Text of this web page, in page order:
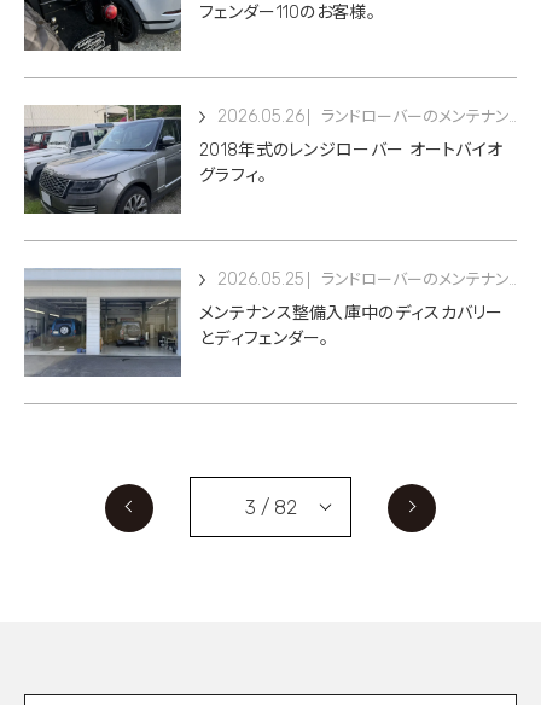
フェンダー110のお客様。
2026.05.26 ランドローバーのメンテナンス
2018年式のレンジローバー オートバイオ
グラフィ。
2026.05.25 ランドローバーのメンテナンス
メンテナンス整備入庫中のディスカバリー
とディフェンダー。